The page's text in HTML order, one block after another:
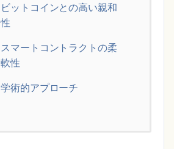
ビットコインとの高い親和
性
スマートコントラクトの柔
軟性
学術的アプローチ